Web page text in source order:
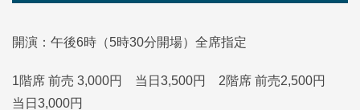
開演：午後6時（5時30分開場）全席指定
1階席 前売 3,000円 当日3,500円 2階席 前売2,500円
当日3,000円